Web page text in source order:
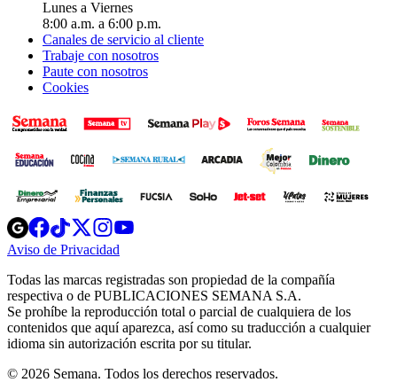
Lunes a Viernes
8:00 a.m. a 6:00 p.m.
Canales de servicio al cliente
Trabaje con nosotros
Paute con nosotros
Cookies
Opens
in
new
Opens
in
new
Opens
in
new
window
Opens
new
windowwindow
Aviso de Privacidad
new
window
Todas las marcas registradas son propiedad de la compañía
respectiva o de PUBLICACIONES SEMANA S.A.
Se prohíbe la reproducción total o parcial de cualquiera de los
contenidos que aquí aparezca, así como su traducción a cualquier
idioma sin autorización escrita por su titular.
© 2026 Semana. Todos los derechos reservados.